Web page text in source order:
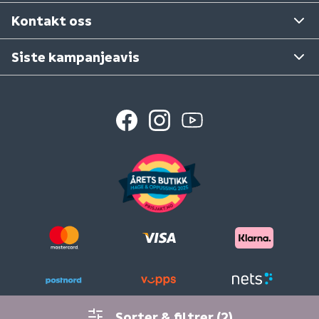
Kontakt oss
Se våre varehus
Siste kampanjeavis